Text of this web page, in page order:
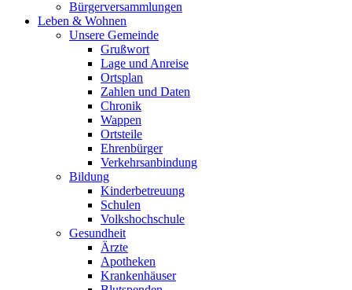
Bürgerversammlungen
Leben & Wohnen
Unsere Gemeinde
Grußwort
Lage und Anreise
Ortsplan
Zahlen und Daten
Chronik
Wappen
Ortsteile
Ehrenbürger
Verkehrsanbindung
Bildung
Kinderbetreuung
Schulen
Volkshochschule
Gesundheit
Ärzte
Apotheken
Krankenhäuser